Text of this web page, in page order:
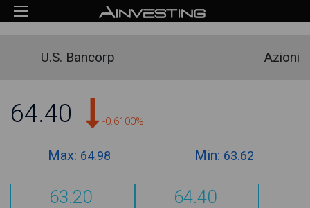
U.S. Bancorp Azioni
64.40 -0.6100%
Max: 64.98 Min: 63.62
63.20 64.40